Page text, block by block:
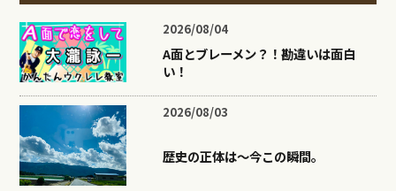
2026/08/04
A面とブレーメン？！勘違いは面白
い！
2026/08/03
歴史の正体は〜今この瞬間。